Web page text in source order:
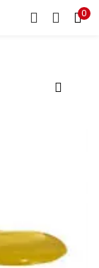
0
REGISTRARSE